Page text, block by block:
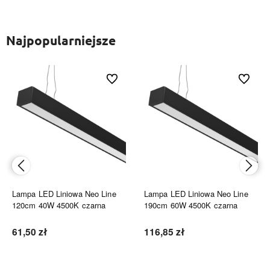
Najpopularniejsze
Lampa LED Liniowa Neo Line
120cm 40W 4500K czarna
61,50 zł
Do ulubionych
Lampa LED Liniowa Neo Line
190cm 60W 4500K czarna
116,85 zł
Do